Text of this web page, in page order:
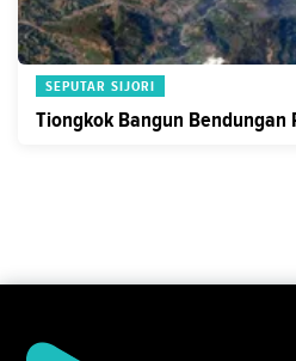
SEPUTAR SIJORI
Tiongkok Bangun Bendungan